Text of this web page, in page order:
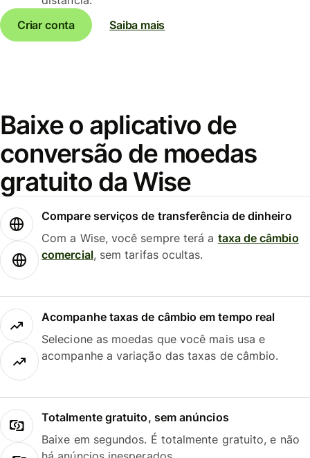
Criar conta
Saiba mais
Baixe o aplicativo de
conversão de moedas
gratuito da Wise
Compare serviços de transferência de dinheiro
Com a Wise, você sempre terá a taxa de câmbio
comercial, sem tarifas ocultas.
Acompanhe taxas de câmbio em tempo real
Selecione as moedas que você mais usa e
acompanhe a variação das taxas de câmbio.
Totalmente gratuito, sem anúncios
Baixe em segundos. É totalmente gratuito, e não